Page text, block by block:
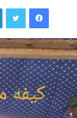
فيسبوك